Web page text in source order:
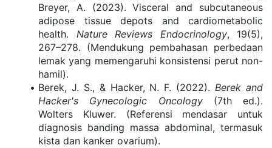
Breyer, A. (2023). Visceral and subcutaneous
adipose tissue depots and cardiometabolic
health. Nature Reviews Endocrinology, 19(5),
267–278. (Mendukung pembahasan perbedaan
lemak yang memengaruhi konsistensi perut non-
hamil).
Berek, J. S., & Hacker, N. F. (2022). Berek and
Hacker's Gynecologic Oncology (7th ed.).
Wolters Kluwer. (Referensi mendasar untuk
diagnosis banding massa abdominal, termasuk
kista dan kanker ovarium).